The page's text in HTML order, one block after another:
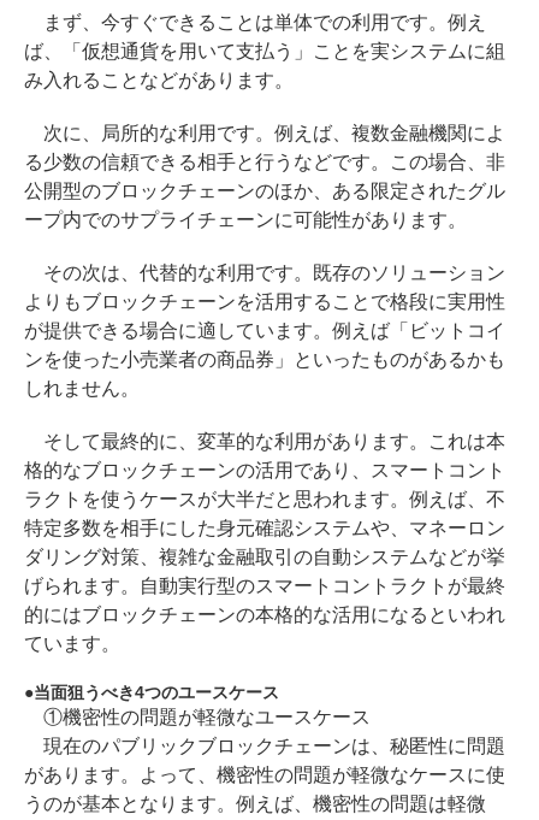
まず、今すぐできることは単体での利用です。例え
ば、「仮想通貨を用いて支払う」ことを実システムに組
み入れることなどがあります。
次に、局所的な利用です。例えば、複数金融機関によ
る少数の信頼できる相手と行うなどです。この場合、非
公開型のブロックチェーンのほか、ある限定されたグル
ープ内でのサプライチェーンに可能性があります。
その次は、代替的な利用です。既存のソリューション
よりもブロックチェーンを活用することで格段に実用性
が提供できる場合に適しています。例えば「ビットコイ
ンを使った小売業者の商品券」といったものがあるかも
しれません。
そして最終的に、変革的な利用があります。これは本
格的なブロックチェーンの活用であり、スマートコント
ラクトを使うケースが大半だと思われます。例えば、不
特定多数を相手にした身元確認システムや、マネーロン
ダリング対策、複雑な金融取引の自動システムなどが挙
げられます。自動実行型のスマートコントラクトが最終
的にはブロックチェーンの本格的な活用になるといわれ
ています。
当面狙うべき4つのユースケース
①機密性の問題が軽微なユースケース
現在のパブリックブロックチェーンは、秘匿性に問題
があります。よって、機密性の問題が軽微なケースに使
うのが基本となります。例えば、機密性の問題は軽微